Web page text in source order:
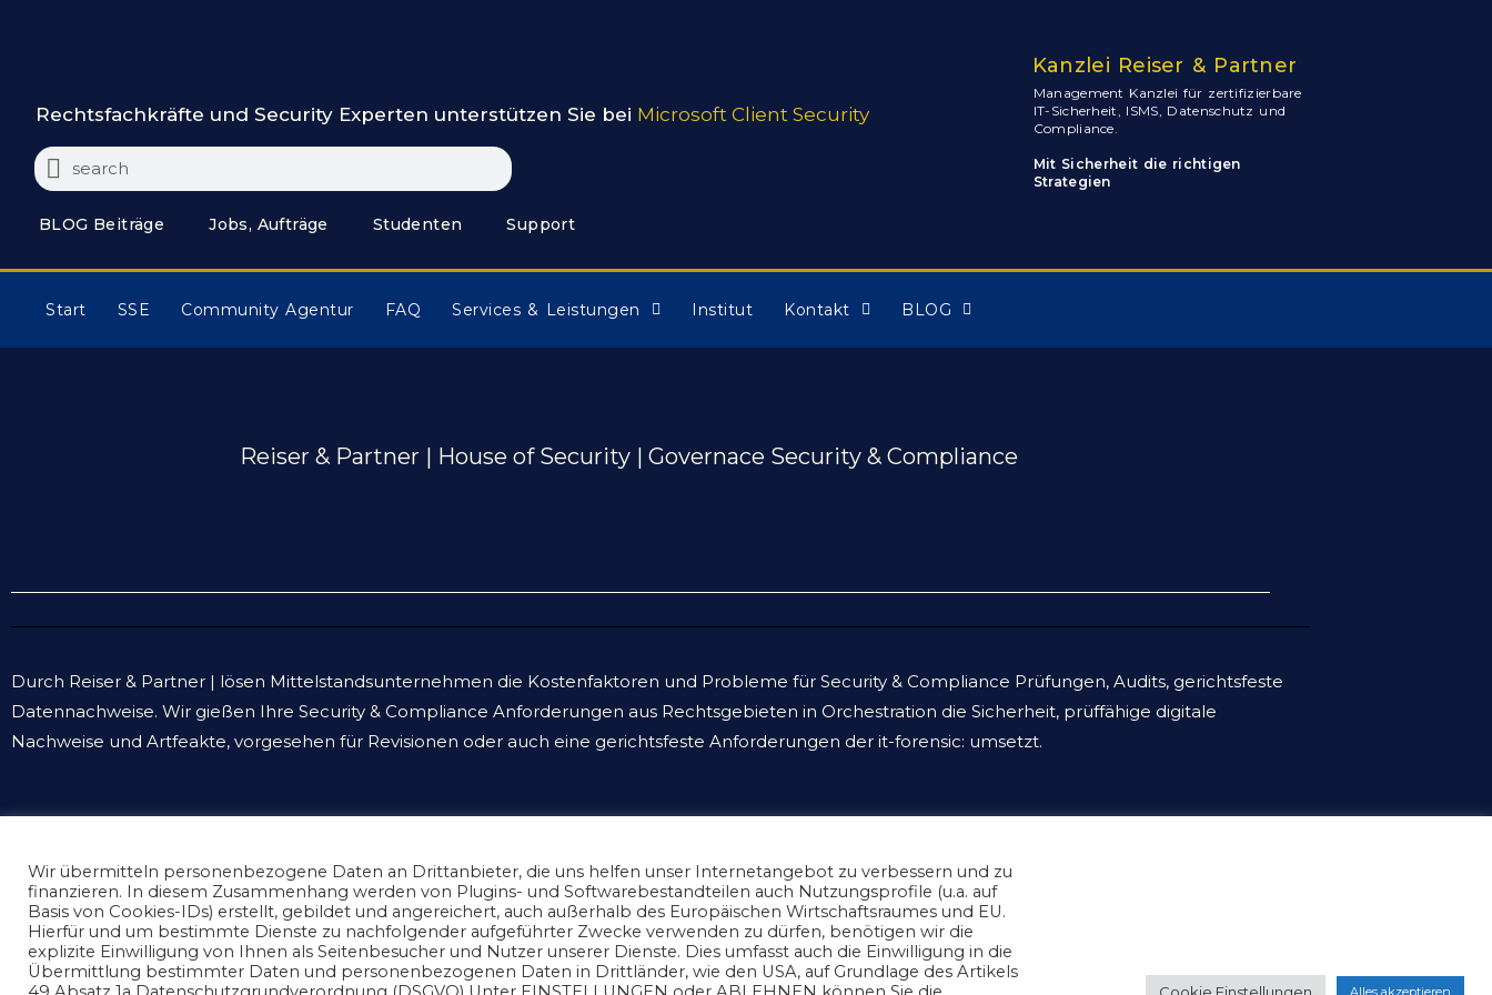
Rechtsfachkräfte und Security Experten unterstützen Sie bei Microsoft Client Security
BLOG Beiträge Jobs, Aufträge Studenten Support
Kanzlei Reiser & Partner
Management Kanzlei für zertifizierbare
IT-Sicherheit, ISMS, Datenschutz und
Compliance.
Mit Sicherheit die richtigen
Strategien
Start SSE Community Agentur FAQ Services & Leistungen Institut Kontakt BLOG
Reiser & Partner | House of Security | Governace Security & Compliance
Durch Reiser & Partner | lösen Mittelstandsunternehmen die Kostenfaktoren und Probleme für Security & Compliance Prüfungen, Audits, gerichtsfeste
Datennachweise. Wir gießen Ihre Security & Compliance Anforderungen aus Rechtsgebieten in Orchestration die Sicherheit, prüffähige digitale
Nachweise und Artfeakte, vorgesehen für Revisionen oder auch eine gerichtsfeste Anforderungen der it-forensic: umsetzt.
Vertrag kündigen sitemap Impressum & Datenschutzerklärung
Allgemeine Geschäftsbedingungen (AGB), Lizenz- und Softwarebedingungen
© Copyright by Nico Reiser, Karlsruhe Germany 2026 . All rights reserved. Alle Urheberrechte vorbehalten.
Wir übermitteln personenbezogene Daten an Drittanbieter, die uns helfen unser Internetangebot zu verbessern und zu
finanzieren. In diesem Zusammenhang werden von Plugins- und Softwarebestandteilen auch Nutzungsprofile (u.a. auf
Basis von Cookies-IDs) erstellt, gebildet und angereichert, auch außerhalb des Europäischen Wirtschaftsraumes und EU.
Hierfür und um bestimmte Dienste zu nachfolgender aufgeführter Zwecke verwenden zu dürfen, benötigen wir die
explizite Einwilligung von Ihnen als Seitenbesucher und Nutzer unserer Dienste. Dies umfasst auch die Einwilligung in die
Übermittlung bestimmter Daten und personenbezogenen Daten in Drittländer, wie den USA, auf Grundlage des Artikels
Cookie Einstellungen Alles akzeptieren